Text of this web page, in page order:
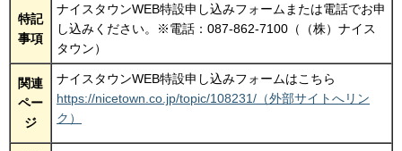
特記
事項
ナイスタウンWEB特設申し込みフォームまたは電話でお申
し込みください。※電話：087-862-7100（（株）ナイス
タウン）
関連
ペー
ジ
ナイスタウンWEB特設申し込みフォームはこちら
https://nicetown.co.jp/topic/108231/（外部サイトへリン
ク）